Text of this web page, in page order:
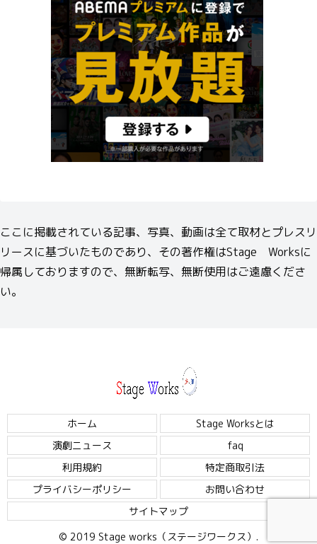
ここに掲載されている記事、写真、動画は全て取材とプレスリ
リースに基づいたものであり、その著作権はStage Worksに
帰属しておりますので、無断転写、無断使用はご遠慮くださ
い。
ホーム
Stage Worksとは
演劇ニュース
faq
利用規約
特定商取引法
プライバシーポリシー
お問い合わせ
サイトマップ
© 2019 Stage works（ステージワークス）.